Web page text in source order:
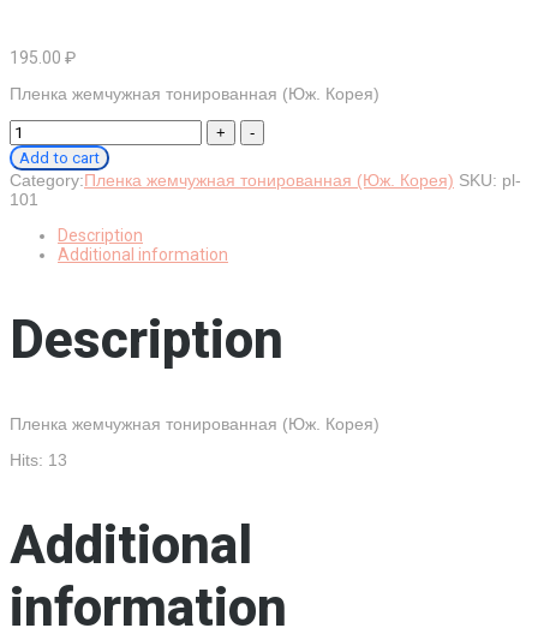
195.00 ₽
Пленка жемчужная тонированная (Юж. Корея)
Пленка
жем.
600/
Крупный
горох
стор
200
пудра
quantity
Add to cart
Category:Пленка жемчужная тонированная (Юж. Корея) SKU: pl-
101
Description
Additional information
Description
Пленка жемчужная тонированная (Юж. Корея)
Hits: 13
Additional
information